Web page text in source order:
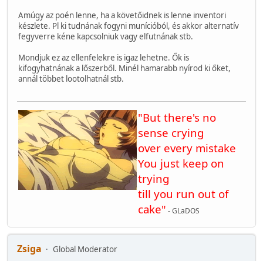
Amúgy az poén lenne, ha a követőidnek is lenne inventori
készlete. Pl ki tudnának fogyni munícióból, és akkor alternatív
fegyverre kéne kapcsolniuk vagy elfutnának stb.
Mondjuk ez az ellenfelekre is igaz lehetne. Ők is
kifogyhatnának a lőszerből. Minél hamarabb nyírod ki őket,
annál többet lootolhatnál stb.
"But there's no
sense crying
over every mistake
You just keep on
trying
till you run out of
cake" - GLaDOS
Zsiga
Global Moderator